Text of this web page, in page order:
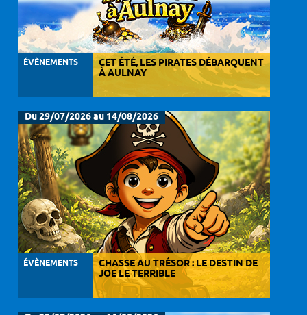
ÉVÈNEMENTS CET ÉTÉ, LES PIRATES DÉBARQUENT
À AULNAY
Du 29/07/2026 au 14/08/2026
ÉVÈNEMENTS CHASSE AU TRÉSOR : LE DESTIN DE
JOE LE TERRIBLE